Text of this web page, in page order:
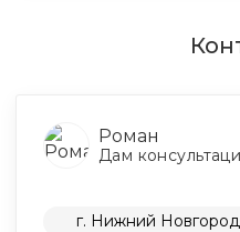
Роман
Дам
г. Нижний